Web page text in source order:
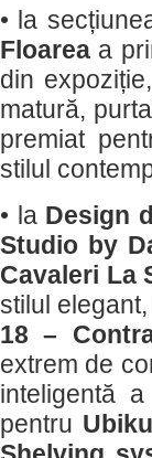
• la
Floarea a
din expoziție,
matură,
premiat
stilul
• la Design
Studio by
Cavaleri La
stilul elegant,
18 –
extrem de
inteligentă
pentru